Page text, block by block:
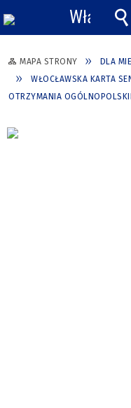
MAPA STRONY DLA
WŁOCŁAWSKA KARTA
OTRZYMANIA
Włącz